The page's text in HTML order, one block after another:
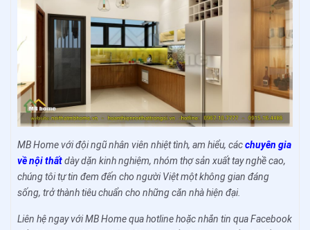
MB Home với đội ngũ nhân viên nhiệt tình, am hiểu, cácchuyên gia
về nội thấtdày dặn kinh nghiệm, nhóm thợ sản xuất tay nghề cao,
chúng tôi tự tin đem đến cho người Việt một không gian đáng
sống, trở thành tiêu chuẩn cho những căn nhà hiện đại.
Liên hệ ngay với MB Home qua hotline hoặc nhắn tin qua Facebook